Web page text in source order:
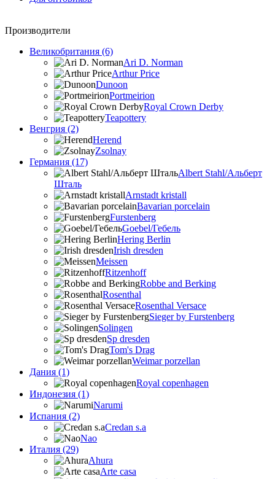
Производители
Великобритания (6)
Ari D. Norman
Arthur Price
Dunoon
Portmeirion
Royal Crown Derby
Teapottery
Венгрия (2)
Herend
Zsolnay
Германия (17)
Albert Stahl/Альбеpт
Шталь
Arnstadt kristall
Bavarian porcelain
Furstenberg
Goebel/Гебель
Hering Berlin
Irish dresden
Meissen
Ritzenhoff
Robbe and Berking
Rosenthal
Rosenthal Versace
Sieger by Furstenberg
Solingen
Sp dresden
Tom's Drag
Weimar porzellan
Дания (1)
Royal copenhagen
Индонезия (1)
Narumi
Испания (2)
Credan s.a
Nao
Италия (29)
Ahura
Arte casa